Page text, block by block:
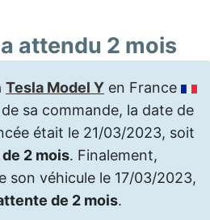
attendu 2 mois
Tesla Model Y en France
sa commande, la date de
était le 21/03/2023, soit
2 mois. Finalement,
son véhicule le 17/03/2023,
de 2 mois.